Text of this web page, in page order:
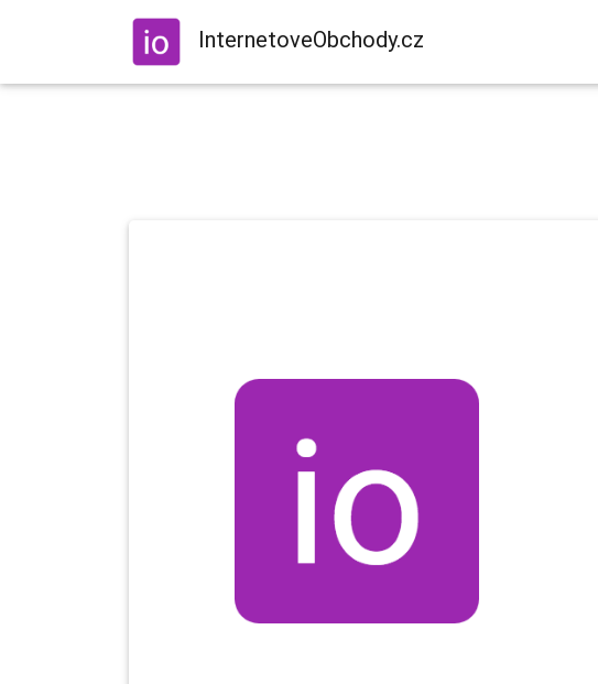
InternetoveObchody.cz